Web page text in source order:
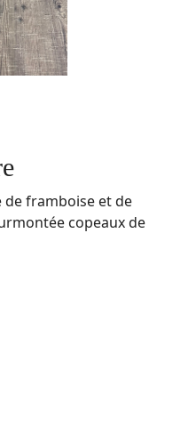
de framboise et de
copeaux de